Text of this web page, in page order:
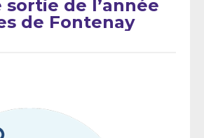
sortie de l’année
de Fontenay